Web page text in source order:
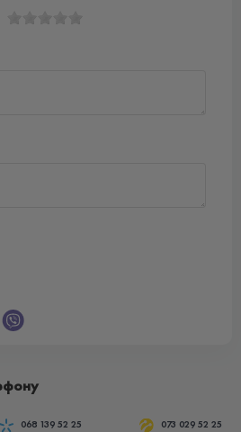
068 139 52 25 073 029 52 25